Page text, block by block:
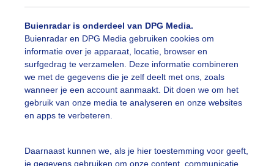
Buienradar is onderdeel van DPG Media.
Buienradar en DPG Media gebruiken cookies om
informatie over je apparaat, locatie, browser en
surfgedrag te verzamelen. Deze informatie combineren
we met de gegevens die je zelf deelt met ons, zoals
wanneer je een account aanmaakt. Dit doen we om het
gebruik van onze media te analyseren en onze websites
en apps te verbeteren.
Daarnaast kunnen we, als je hier toestemming voor geeft,
je gegevens gebruiken om onze content, communicatie
kleuren tijdens de zonsopkomst in het bos van de
Zonsopkomst